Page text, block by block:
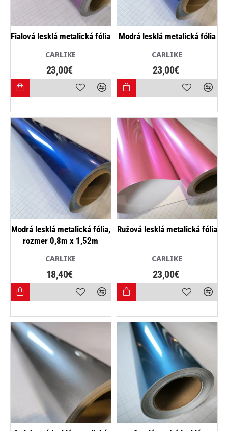
CARLIKE
Fialová lesklá metalická fólia
23,00€
CARLIKE
Modrá lesklá metalická fólia
23,00€
NOVINKA
CARLIKE
Modrá lesklá metalická fólia,
rozmer 0,8m x 1,52m
18,40€
CARLIKE
Ružová lesklá metalická fólia
23,00€